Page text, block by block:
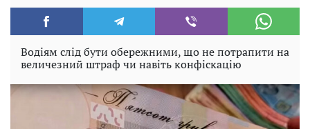
Водіям слід бути обережними, що не потрапити на
величезний штраф чи навіть конфіскацію